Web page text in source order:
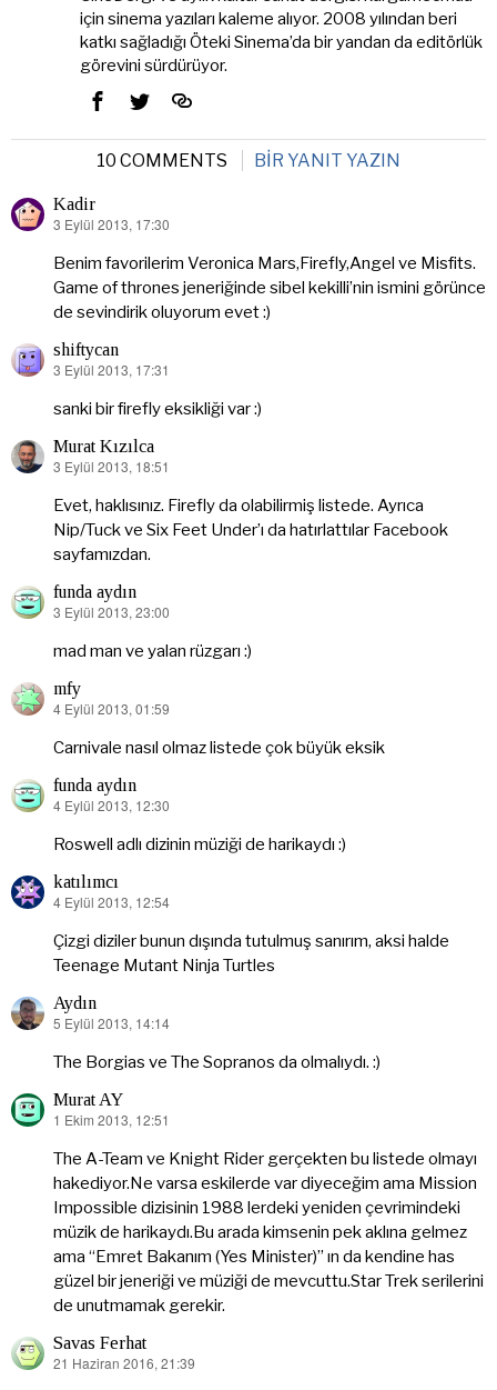
için sinema yazıları kaleme alıyor. 2008 yılından beri
katkı sağladığı Öteki Sinema’da bir yandan da editörlük
görevini sürdürüyor.
10 COMMENTS BIR YANIT YAZIN
Kadir
dedi
3 Eylül 2013, 17:30
Benim favorilerim Veronica Mars,Firefly,Angel ve Misfits.
Game of thrones jeneriğinde sibel kekilli’nin ismini görünce
de sevindirik oluyorum evet :)
shiftycan
dedi
3 Eylül 2013, 17:31
sanki bir firefly eksikliği var :)
Murat Kızılca
dedi
3 Eylül 2013, 18:51
Evet, haklısınız. Firefly da olabilirmiş listede. Ayrıca
Nip/Tuck ve Six Feet Under’ı da hatırlattılar Facebook
sayfamızdan.
funda aydın
dedi
3 Eylül 2013, 23:00
mad man ve yalan rüzgarı :)
mfy
dedi
4 Eylül 2013, 01:59
Carnivale nasıl olmaz listede çok büyük eksik
funda aydın
dedi
4 Eylül 2013, 12:30
Roswell adlı dizinin müziği de harikaydı :)
katılımcı
dedi
4 Eylül 2013, 12:54
Çizgi diziler bunun dışında tutulmuş sanırım, aksi halde
Teenage Mutant Ninja Turtles
Aydın
dedi
5 Eylül 2013, 14:14
The Borgias ve The Sopranos da olmalıydı. :)
Murat AY
dedi
1 Ekim 2013, 12:51
The A-Team ve Knight Rider gerçekten bu listede olmayı
hakediyor.Ne varsa eskilerde var diyeceğim ama Mission
Impossible dizisinin 1988 lerdeki yeniden çevrimindeki
müzik de harikaydı.Bu arada kimsenin pek aklına gelmez
ama “Emret Bakanım (Yes Minister)” ın da kendine has
güzel bir jeneriği ve müziği de mevcuttu.Star Trek serilerini
de unutmamak gerekir.
Savas Ferhat
dedi
21 Haziran 2016, 21:39